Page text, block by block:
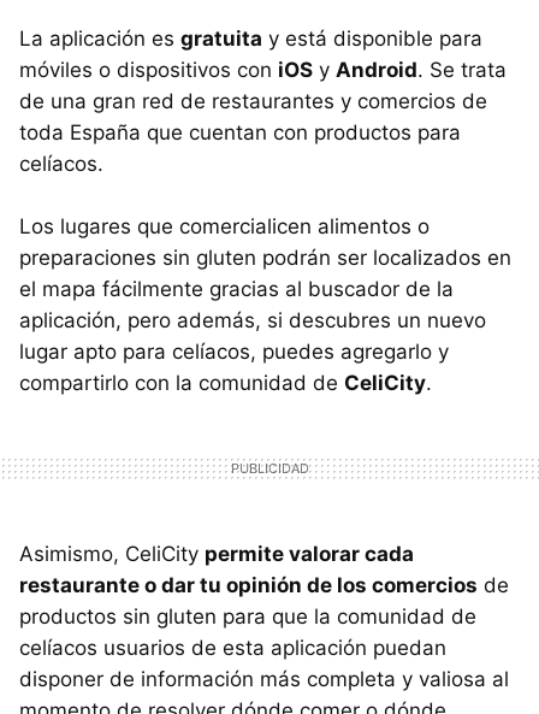
La aplicación es gratuita y está disponible para
móviles o dispositivos con iOS y Android. Se trata
de una gran red de restaurantes y comercios de
toda España que cuentan con productos para
celíacos.
Los lugares que comercialicen alimentos o
preparaciones sin gluten podrán ser localizados en
el mapa fácilmente gracias al buscador de la
aplicación, pero además, si descubres un nuevo
lugar apto para celíacos, puedes agregarlo y
compartirlo con la comunidad de CeliCity.
Asimismo, CeliCity permite valorar cada
restaurante o dar tu opinión de los comercios de
productos sin gluten para que la comunidad de
celíacos usuarios de esta aplicación puedan
disponer de información más completa y valiosa al